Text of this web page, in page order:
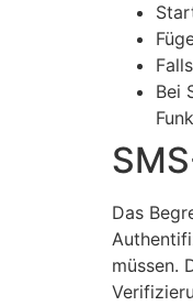
Bei
Das
müssen.